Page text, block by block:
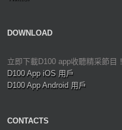
DOWNLOAD
立即下載D100 app收聽精采節目！
D100 App iOS 用戶
D100 App Android 用戶
CONTACTS